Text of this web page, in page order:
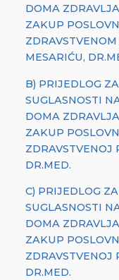
DOMA
ZAKUP
MESARIĆU,
B) PRIJEDLOG
SUGLASNOSTI
DOMA
ZAKUP
ZDRAVSTVENOJ
DR.MED.
C) PRIJEDLOG
SUGLASNOSTI
DOMA
ZAKUP
ZDRAVSTVENOJ
DR.MED.